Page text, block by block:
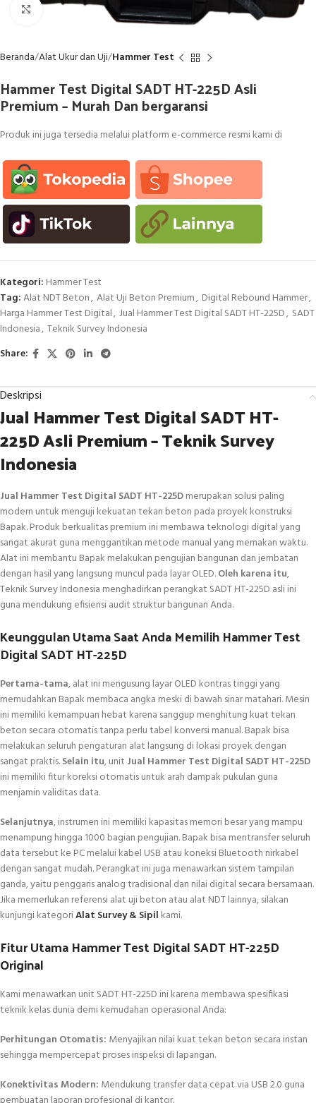
Click to enlarge
Beranda Alat Ukur dan Uji Hammer Test
Hammer Test Digital SADT HT-225D Asli
Premium – Murah Dan bergaransi
Produk ini juga tersedia melalui platform e-commerce resmi kami di
Kategori: Hammer Test
Tag:Alat NDT Beton, Alat Uji Beton Premium, Digital Rebound Hammer,
Harga Hammer Test Digital, Jual Hammer Test Digital SADT HT-225D, SADT
Indonesia, Teknik Survey Indonesia
Share:
Deskripsi
Jual Hammer Test Digital SADT HT-
225D Asli Premium – Teknik Survey
Indonesia
Jual Hammer Test Digital SADT HT-225Dmerupakan solusi paling
modern untuk menguji kekuatan tekan beton pada proyek konstruksi
Bapak. Produk berkualitas premium ini membawa teknologi digital yang
sangat akurat guna menggantikan metode manual yang memakan waktu.
Alat ini membantu Bapak melakukan pengujian bangunan dan jembatan
dengan hasil yang langsung muncul pada layar OLED.Oleh karena itu,
Teknik Survey Indonesia menghadirkan perangkat SADT HT-225D asli ini
guna mendukung efisiensi audit struktur bangunan Anda.
Keunggulan Utama Saat Anda Memilih Hammer Test
Digital SADT HT-225D
Pertama-tama, alat ini mengusung layar OLED kontras tinggi yang
memudahkan Bapak membaca angka meski di bawah sinar matahari. Mesin
ini memiliki kemampuan hebat karena sanggup menghitung kuat tekan
beton secara otomatis tanpa perlu tabel konversi manual. Bapak bisa
melakukan seluruh pengaturan alat langsung di lokasi proyek dengan
sangat praktis.Selain itu, unit Jual Hammer Test Digital SADT HT-225D
ini memiliki fitur koreksi otomatis untuk arah dampak pukulan guna
menjamin validitas data.
Selanjutnya, instrumen ini memiliki kapasitas memori besar yang mampu
menampung hingga 1000 bagian pengujian. Bapak bisa mentransfer seluruh
data tersebut ke PC melalui kabel USB atau koneksi Bluetooth nirkabel
dengan sangat mudah. Perangkat ini juga menawarkan sistem tampilan
ganda, yaitu penggaris analog tradisional dan nilai digital secara bersamaan.
Jika memerlukan referensi alat uji beton atau alat NDT lainnya, silakan
kunjungi kategoriAlat Survey & Sipil kami.
Fitur Utama Hammer Test Digital SADT HT-225D
Original
Kami menawarkan unit SADT HT-225D ini karena membawa spesifikasi
teknik kelas dunia demi kemudahan operasional Anda:
Perhitungan Otomatis: Menyajikan nilai kuat tekan beton secara instan
sehingga mempercepat proses inspeksi di lapangan.
Konektivitas Modern: Mendukung transfer data cepat via USB 2.0 guna